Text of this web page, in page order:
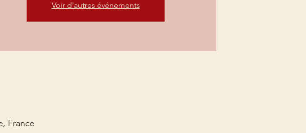
Voir d'autres événements
France